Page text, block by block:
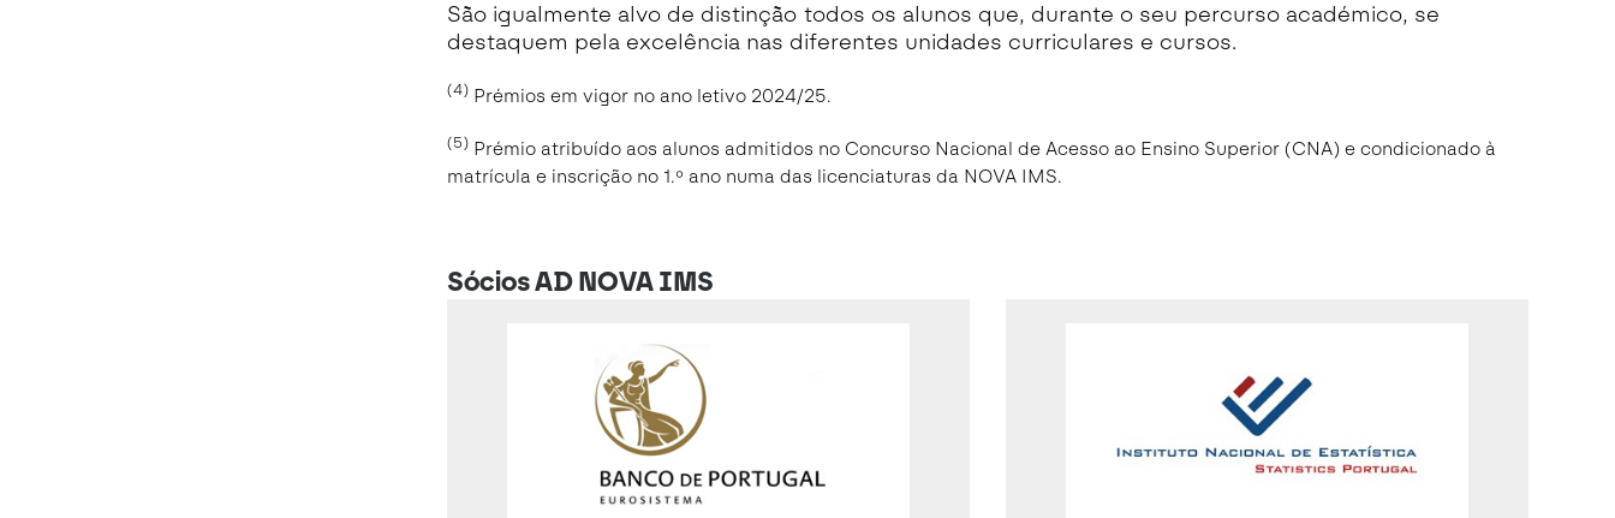
São igualmente alvo de distinção todos os alunos que, durante o seu percurso académico, se
destaquem pela excelência nas diferentes unidades curriculares e cursos.
(4) Prémios em vigor no ano letivo 2024/25.
(5) Prémio atribuído aos alunos admitidos no Concurso Nacional de Acesso ao Ensino Superior (CNA) e condicionado à
matrícula e inscrição no 1.º ano numa das licenciaturas da NOVA IMS.
Sócios AD NOVA IMS